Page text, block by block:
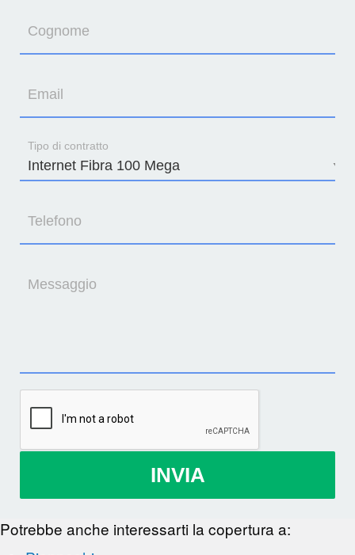
Cognome
Email
Tipo di contratto
Telefono
Messaggio
INVIA
Potrebbe anche interessarti la copertura a: